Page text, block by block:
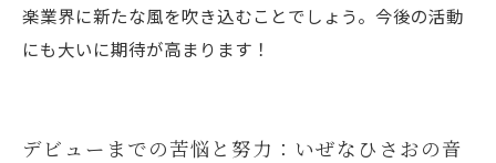
楽業界に新たな風を吹き込むことでしょう。今後の活動
にも大いに期待が高まります！
デビューまでの苦悩と努力：いぜなひさおの音